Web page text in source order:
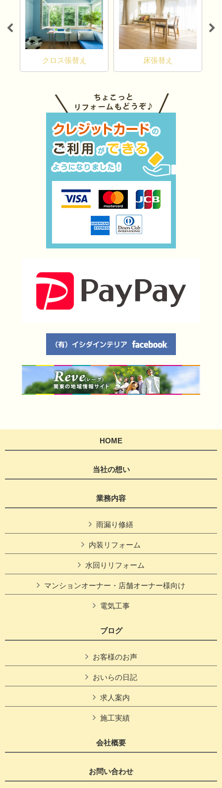
クロス張替え 床張替え
HOME
当社の想い
業務内容
雨漏り修繕
内装リフォーム
水回りリフォーム
マンションオーナー・店舗オーナー様向け
電気工事
ブログ
お客様のお声
おいらの日記
求人案内
施工実績
会社概要
お問い合わせ